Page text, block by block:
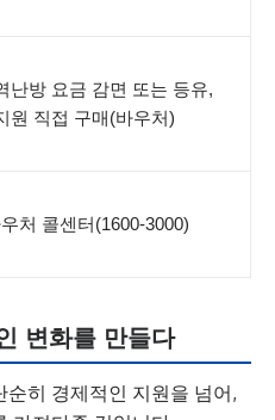
난방 요금 감면 또는 등유,
원 직접 구매(바우처)
처 콜센터(1600-3000)
변화를 만들다
순히 경제적인 지원을 넘어,